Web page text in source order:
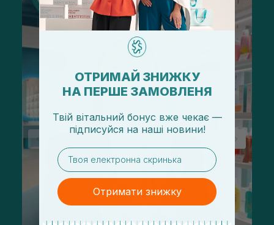
ОТРИМАЙ ЗНИЖКУ
НА ПЕРШЕ ЗАМОВЛЕНЯ
Твій вітальний бонус вже чекає —
підписуйся на наші новини!
email
Отримати знижку